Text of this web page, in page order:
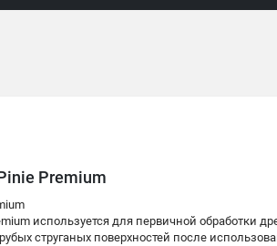
Premium
используется для первичной обработки
струганых поверхностей после